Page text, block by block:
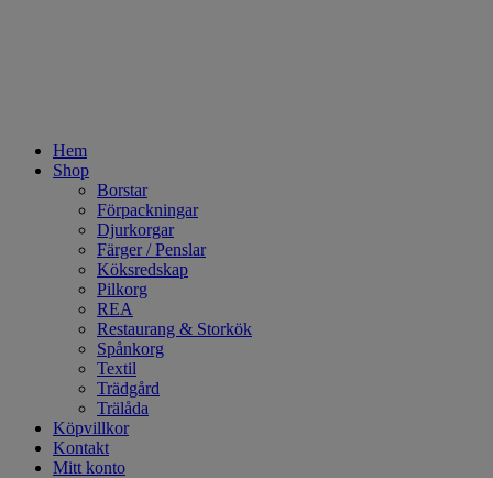
Hem
Shop
Borstar
Förpackningar
Djurkorgar
Färger / Penslar
Köksredskap
Pilkorg
REA
Restaurang & Storkök
Spånkorg
Textil
Trädgård
Trälåda
Köpvillkor
Kontakt
Mitt konto